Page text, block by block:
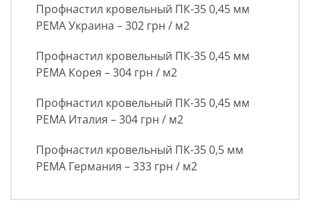
Профнастил кровельный ПК-35 0,45 мм
РЕМА Украина – 302 грн / м2
Профнастил кровельный ПК-35 0,45 мм
РЕМА Корея – 304 грн / м2
Профнастил кровельный ПК-35 0,45 мм
РЕМА Италия – 304 грн / м2
Профнастил кровельный ПК-35 0,5 мм
РЕМА Германия – 333 грн / м2